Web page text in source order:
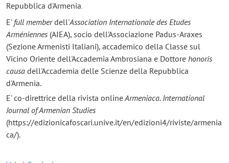
Repubblica d'Armenia.
E' full memberdell'Association Internationale des Etudes
Arméniennes(AIEA), socio dell'Associazione Padus-Araxes
(Sezione Armenisti Italiani), accademico della Classe sul
Vicino Oriente dell'Accademia Ambrosiana e Dottore honoris
causa dell'Accademia delle Scienze della Repubblica
d'Armenia.
E' co-direttrice della rivista onlineArmeniaca. International
Journal of Armenian Studies
(https://edizionicafoscari.unive.it/en/edizioni4/riviste/armenia
ca/).